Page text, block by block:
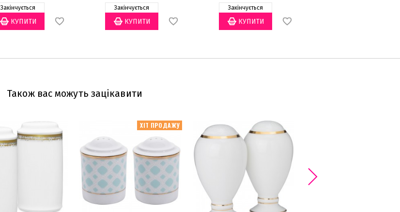
Закінчується Закінчується Закінчується
Також вас можуть зацікавити
ХІТ ПРОДАЖУ